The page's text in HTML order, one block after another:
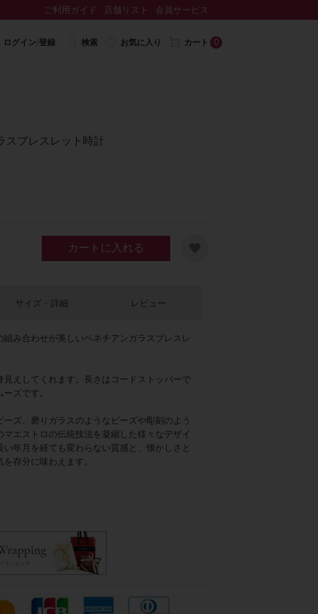
ご利用ガイド 店舗リスト 会員サービス
ログイン/登録 検索 お気に入り カート 0
スブレスレット時計
カートに入れる
み合わせが美しいベネチアンガラスブレスレ
見えしてくれます。長さはコードストッパーで
ズです。
ズ、磨りガラスのようなビーズや彫刻のよう
エストロの伝統技法を凝縮した様々なデザイ
年月を経ても変わらない質感と、懐かしさと
存分に味わえます。
サイズ・詳細 レビュー